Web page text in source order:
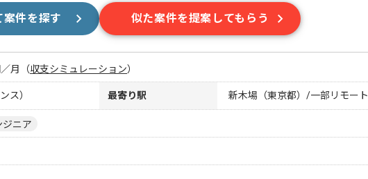
案件を探す 似た案件を提案してもらう
月 （収支シミュレーション）
ス） 最寄り駅 新木場（東京都）/一部リモート
ジニア